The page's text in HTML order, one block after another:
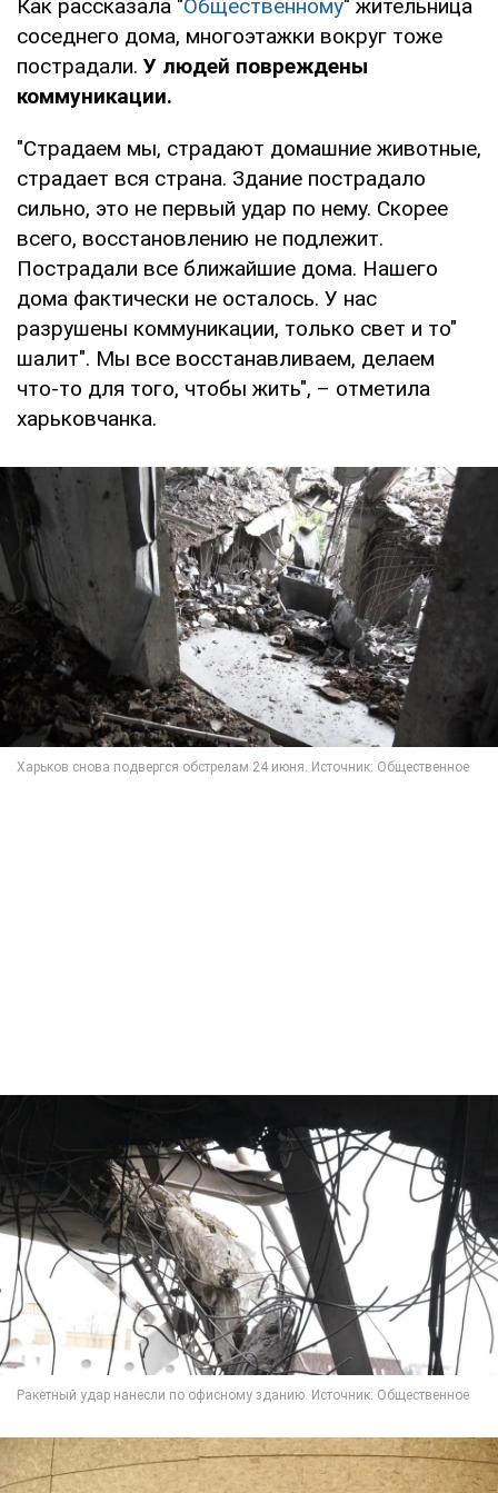
Как рассказала "Общественному" жительница
соседнего дома, многоэтажки вокруг тоже
пострадали. У людей повреждены
коммуникации.
"Страдаем мы, страдают домашние животные,
страдает вся страна. Здание пострадало
сильно, это не первый удар по нему. Скорее
всего, восстановлению не подлежит.
Пострадали все ближайшие дома. Нашего
дома фактически не осталось. У нас
разрушены коммуникации, только свет и то"
шалит". Мы все восстанавливаем, делаем
что-то для того, чтобы жить", – отметила
харьковчанка.